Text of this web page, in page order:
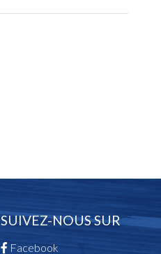
SUIVEZ-NOUS SUR
Facebook